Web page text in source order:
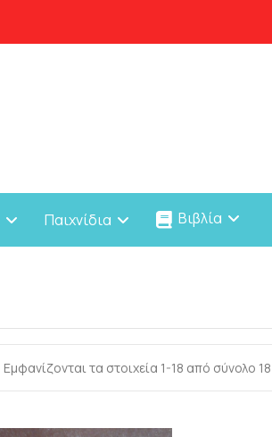
Παιχνίδια Βιβλία
Εμφανίζονται τα στοιχεία 1-18 από σύνολο 18